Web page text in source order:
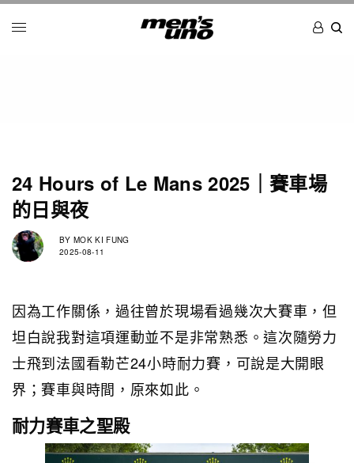
24 Hours of Le Mans 2025｜賽車場
的日與夜
BY MOK KI FUNG
2025-08-11
因為工作關係，過往曾於現場看過幾次大賽車，但
坦白說我對這項運動並不是非常熟悉。這次隨勞力
士飛到法國看勒芒24小時耐力賽，可說是大開眼
界；賽車與時間，原來如此。
耐力賽車之聖殿